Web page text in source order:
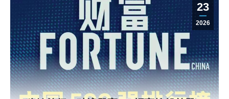
23
2026